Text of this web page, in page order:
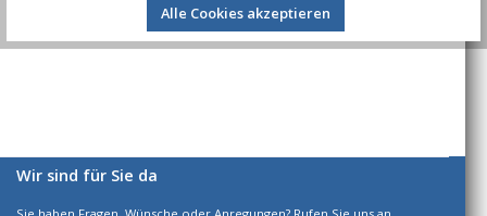
Wir sind für Sie da
Alle Cookies akzeptieren